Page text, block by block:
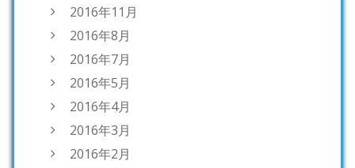
2016年11月
2016年8月
2016年7月
2016年5月
2016年4月
2016年3月
2016年2月